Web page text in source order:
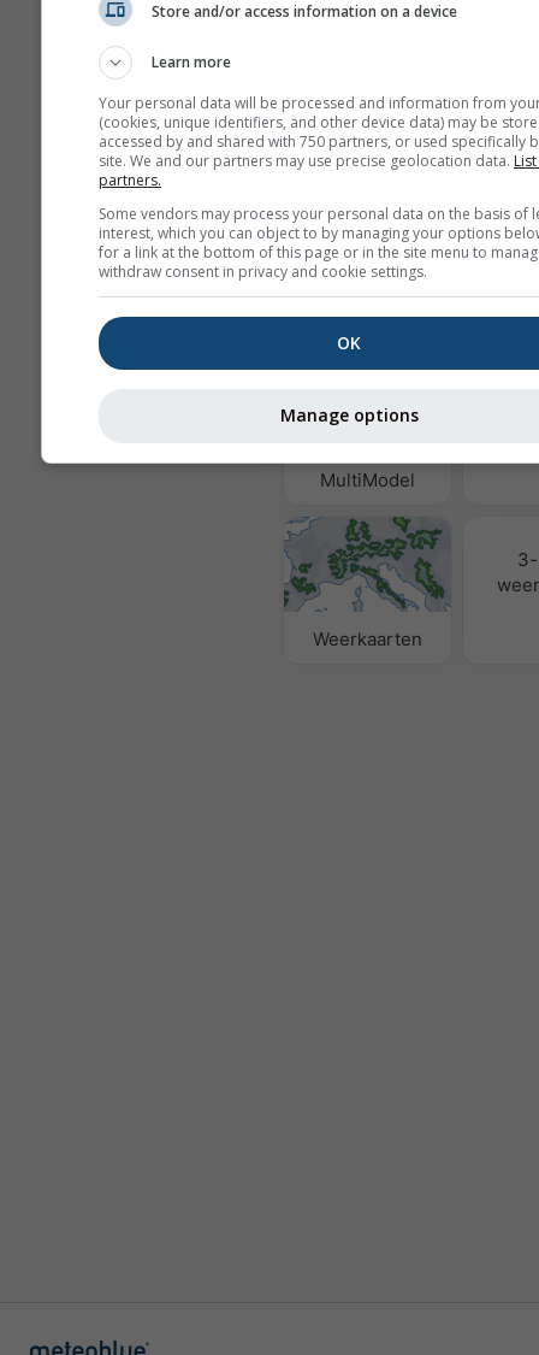
zoals beschreven in onze
Door gebruik te maken van de
meteoblue gaat u akkoord met
kan ook worden gebruikt voor
meteoblue-diensten.
MultiModel
Weerkaarten
Store and/or access information on a device
Learn more
Your personal data will be processed and information from
(cookies, unique identifiers, and other device data) may be
accessed by and shared with 750 partners, or used specifically
site. We and our partners may use precise geolocation data.
partners.
Some vendors may process your personal data on the basis of
interest, which you can object to by managing your options
for a link at the bottom of this page or in the site menu to
withdraw consent in privacy and cookie settings.
OK
Manage options